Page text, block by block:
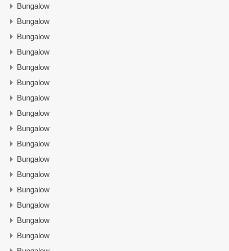
Bungalow
Bungalow
Bungalow
Bungalow
Bungalow
Bungalow
Bungalow
Bungalow
Bungalow
Bungalow
Bungalow
Bungalow
Bungalow
Bungalow
Bungalow
Bungalow